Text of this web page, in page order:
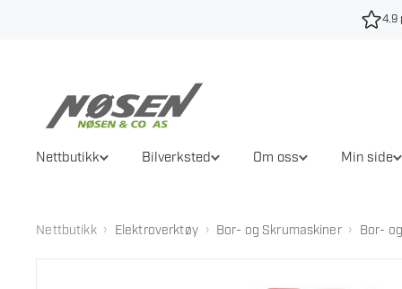
4.9
Nettbutikk Bilverksted Om oss Min side
Nettbutikk › Elektroverktøy › Bor- og Skrumaskiner › Bor-